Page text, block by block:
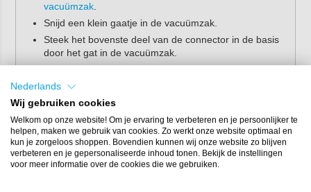
vacuümzak.
Snijd een klein gaatje in de vacuümzak.
Steek het bovenste deel van de connector in de basis
door het gat in de vacuümzak.
Eigenschappen
Materiaal:aluminium
Materiaalsoort O-ringafdichtingen:siliconenrubber
Maximale temperatuur:260°C
Maat:2,5 inch (6,35 cm)
Nederlands
Wij gebruiken cookies
Welkom op onze website! Om je ervaring te verbeteren en je persoonlijker te
helpen, maken we gebruik van cookies. Zo werkt onze website optimaal en
kun je zorgeloos shoppen. Bovendien kunnen wij onze website zo blijven
verbeteren en je gepersonaliseerde inhoud tonen. Bekijk de instellingen
voor meer informatie over de cookies die we gebruiken.